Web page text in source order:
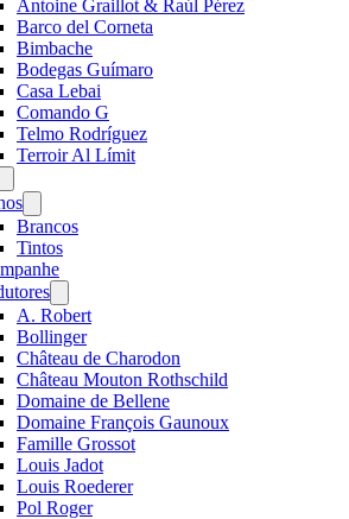
Antoine Graillot & Raúl Pérez
Barco del Corneta
Bimbache
Bodegas Guímaro
Casa Lebai
Comando G
Telmo Rodríguez
Terroir Al Límit
menu
menu
Brancos
Tintos
menu
A. Robert
Bollinger
Château de Charodon
Château Mouton Rothschild
Domaine de Bellene
Domaine François Gaunoux
Famille Grossot
Louis Jadot
Louis Roederer
Pol Roger